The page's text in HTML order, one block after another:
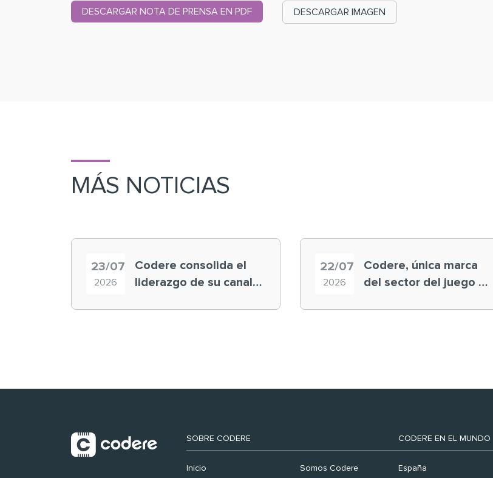
DESCARGAR NOTA DE PRENSA EN PDF DESCARGAR IMAGEN
MÁS NOTICIAS
23/07
2026
Codere consolida el
liderazgo de su canal
22/07
2026
Codere, única marca
del sector del juego en
SOBRE CODERE
Inicio Somos Codere
CODERE EN EL MUNDO
España